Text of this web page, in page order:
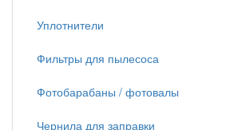
Уплотнители
Фильтры для пылесоса
Фотобарабаны / фотовалы
Чернила для заправки